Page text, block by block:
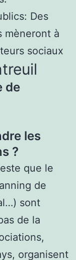
Des
mèneront à
sociaux
de
les
?
que le
de
sont
de la
organisent